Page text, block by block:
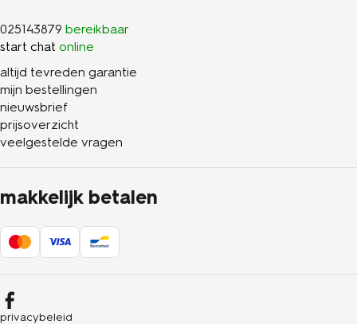
025143879 bereikbaar
start chat online
altijd tevreden garantie
mijn bestellingen
nieuwsbrief
prijsoverzicht
veelgestelde vragen
makkelijk betalen
privacybeleid